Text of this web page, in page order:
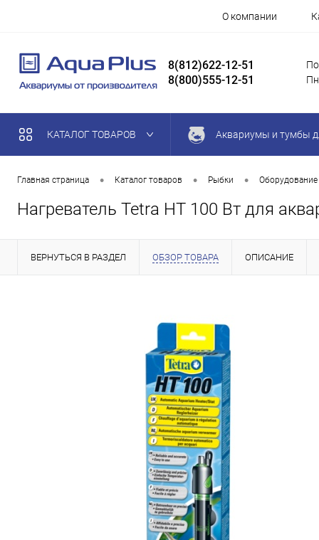
О компании
8(812)622-12-51
8(800)555-12-51
КАТАЛОГ ТОВАРОВ Аквариумы и тумбы
Главная страница • Каталог товаров • Рыбки •
Нагреватель Tetra HT 100 Вт для
ВЕРНУТЬСЯ В РАЗДЕЛ ОБЗОР ТОВАРА ОПИСАНИЕ